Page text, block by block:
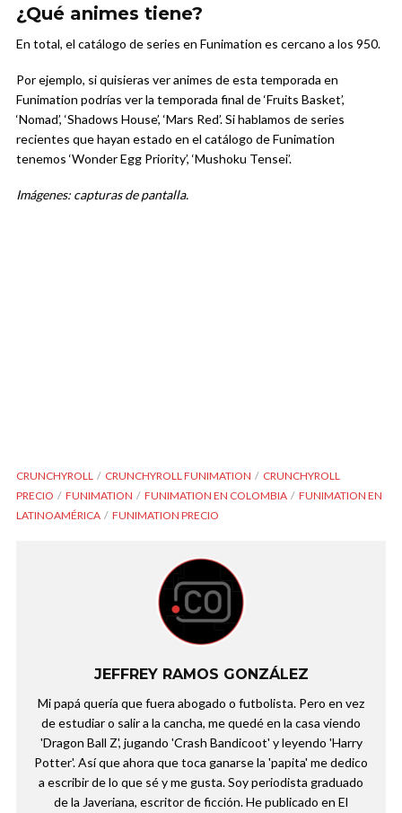
¿Qué animes tiene?
En total, el catálogo de series en Funimation es cercano a los 950.
Por ejemplo, si quisieras ver animes de esta temporada en
Funimation podrías ver la temporada final de ‘Fruits Basket’,
‘Nomad’, ‘Shadows House’, ‘Mars Red’. Si hablamos de series
recientes que hayan estado en el catálogo de Funimation
tenemos ‘Wonder Egg Priority’, ‘Mushoku Tensei’.
Imágenes: capturas de pantalla.
CRUNCHYROLL CRUNCHYROLL FUNIMATION
CRUNCHYROLL
PRECIO
FUNIMATION FUNIMATION EN COLOMBIA
FUNIMATION EN
LATINOAMÉRICA
FUNIMATION PRECIO
JEFFREY RAMOS GONZÁLEZ
Mi papá quería que fuera abogado o futbolista. Pero en vez
de estudiar o salir a la cancha, me quedé en la casa viendo
'Dragon Ball Z', jugando 'Crash Bandicoot' y leyendo 'Harry
Potter'. Así que ahora que toca ganarse la 'papita' me dedico
a escribir de lo que sé y me gusta. Soy periodista graduado
de la Javeriana, escritor de ficción. He publicado en El